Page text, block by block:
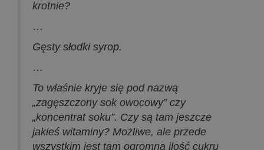
krotnie?
…
Gęsty słodki syrop.
…
To właśnie kryje się pod nazwą
„zagęszczony sok owocowy” czy
„koncentrat soku”. Czy są tam jeszcze
jakieś witaminy? Możliwe, ale przede
wszystkim jest tam ogromna ilość cukru